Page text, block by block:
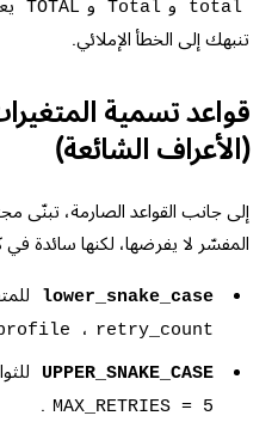
total و Total و TOTAL
تنبهك إلى الخطأ الإملائي.
قواعد تسمية
(الأعراف الشائعة)
إلى جانب القواعد الصارمة، تبنّى
المفسّر لا يفرضها، لكنها سائدة
lower_snake_case
retry_count ،
UPPER_SNAKE_CASE
MAX_RETRIES = 5
.